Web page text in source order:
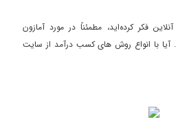
فکر کرده‌اید، مطمئناً در مورد آمازون
با انواع روش های کسب درآمد از سایت